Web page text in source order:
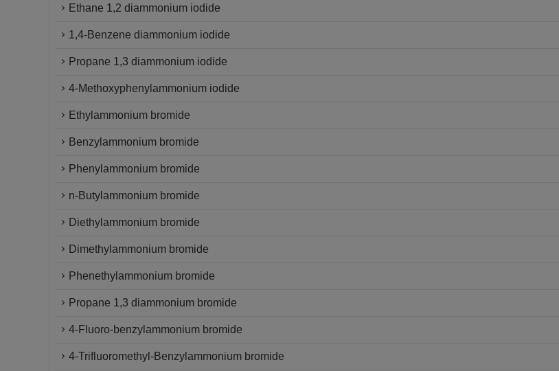
Ethane 1,2 diammonium iodide
1,4-Benzene diammonium iodide
Propane 1,3 diammonium iodide
4-Methoxyphenylammonium iodide
Ethylammonium bromide
Benzylammonium bromide
Phenylammonium bromide
n-Butylammonium bromide
Diethylammonium bromide
Dimethylammonium bromide
Phenethylammonium bromide
Propane 1,3 diammonium bromide
4-Fluoro-benzylammonium bromide
4-Trifluoromethyl-Benzylammonium bromide